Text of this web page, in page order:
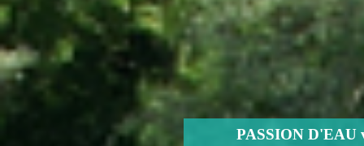
PASSION D'EAU